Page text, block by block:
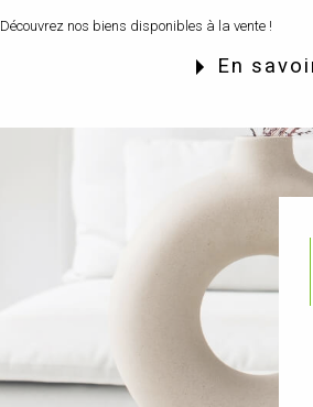
Découvrez nos biens disponibles à la vente !
en